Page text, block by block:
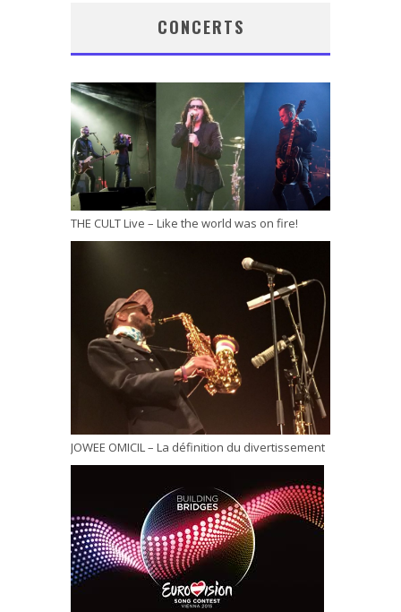
CONCERTS
THE CULT Live – Like the world was on fire!
JOWEE OMICIL – La définition du divertissement